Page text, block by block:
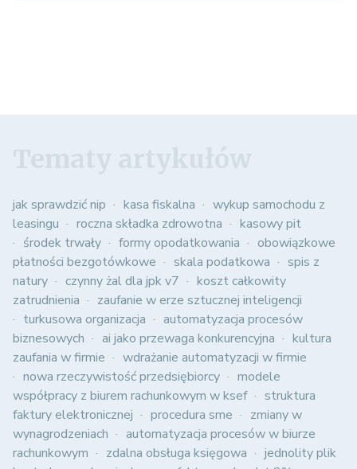
jak sprawdzić nip kasa fiskalna
wykup samochodu z
leasingu
roczna składka zdrowotna
kasowy pit
środek trwały
formy opodatkowania
obowiązkowe
płatności bezgotówkowe
skala podatkowa
spis z
natury
czynny żal dla jpk v7
koszt całkowity
zatrudnienia
zaufanie w erze sztucznej inteligencji
turkusowa organizacja
automatyzacja procesów
biznesowych
ai jako przewaga konkurencyjna
kultura
zaufania w firmie
wdrażanie automatyzacji w firmie
nowa rzeczywistość przedsiębiorcy
modele
współpracy z biurem rachunkowym w ksef
struktura
faktury elektronicznej
procedura sme
zmiany w
wynagrodzeniach
automatyzacja procesów w biurze
rachunkowym
zdalna obsługa księgowa
jednolity plik